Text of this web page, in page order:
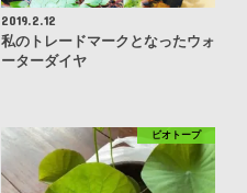
2019.2.12
私のトレードマークとなったウォ
ーターダイヤ
ビオトープ